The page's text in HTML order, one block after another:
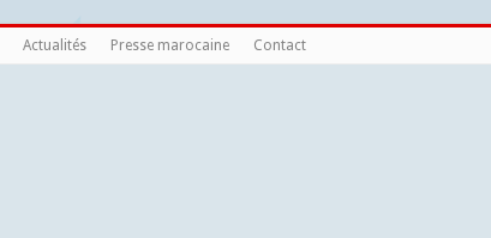
Actualités Presse marocaine Contact